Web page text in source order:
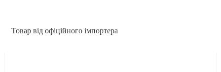
Товар від офіційного імпортера